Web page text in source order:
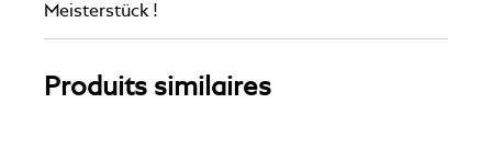
Meisterstück !
Produits similaires